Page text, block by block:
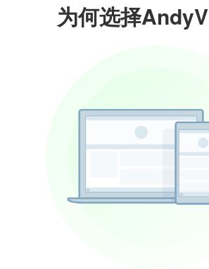
为何选择